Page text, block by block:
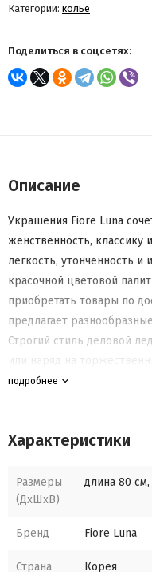
Категории: колье
Поделиться в соцсетях:
Описание
Украшения Fiore Luna
женственность, классику
легкость, утонченность
красочной цветовой
приобретать товары по
предлагает
Строгий стиль деловой
или наряд на
Представляет не просто
подробнее
Характеристики
Размеры
(ДхШхВ)
длина 80 см,
Бренд Fiore Luna
Страна Корея